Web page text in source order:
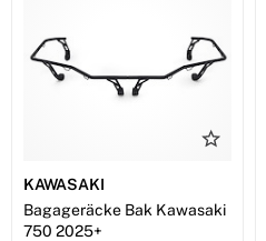
KAWASAKI
Bagageräcke Bak Kawasaki
750 2025+